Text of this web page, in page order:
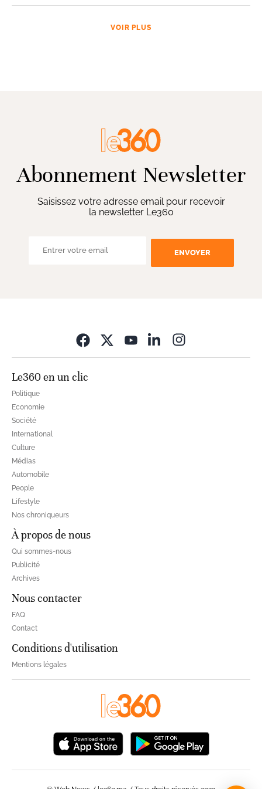
VOIR PLUS
Abonnement Newsletter
Saisissez votre adresse email pour recevoir
la newsletter Le360
ENVOYER
Le360 en un clic
Politique
Economie
Société
International
Culture
Médias
Automobile
People
Lifestyle
Nos chroniqueurs
À propos de nous
Qui sommes-nous
Publicité
Archives
Nous contacter
FAQ
Contact
Conditions d'utilisation
Mentions légales